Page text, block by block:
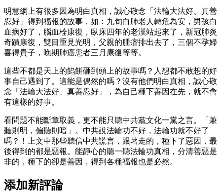
明慧網上有很多因為明白真相，誠心敬念「法輪大法好、真善
忍好」得到福報的故事，如：九旬白肺老人轉危為安，男孩白
血病好了，腦血栓康復，臥床四年的老漢站起來了，新冠肺炎
奇蹟康復，雙目重見光明，父親的腫瘤排出去了，三個不孕婦
喜得貴子，晚期肺癌患者三月康復等等。
這些不都是天上的餡餅砸到頭上的故事嗎？人想都不敢想的好
事自己遇到了。這能是偶然的嗎？沒有他們明白真相，誠心敬
念「法輪大法好、真善忍好」，為自己種下善因在先，就不會
有這樣的好事。
看問題不能斷章取義，更不能只聽中共黨文化一黨之言。「兼
聽則明，偏聽則暗」。中共說法輪功不好，法輪功就不好了
嗎？！上文中那些聽信中共謊言，跟著走的，種下了惡因，最
後得到的都是惡報。能靜心的聽一聽法輪功真相，分清善惡是
非的，種下的卻是善因，得到各種福報也是必然。
添加新評論